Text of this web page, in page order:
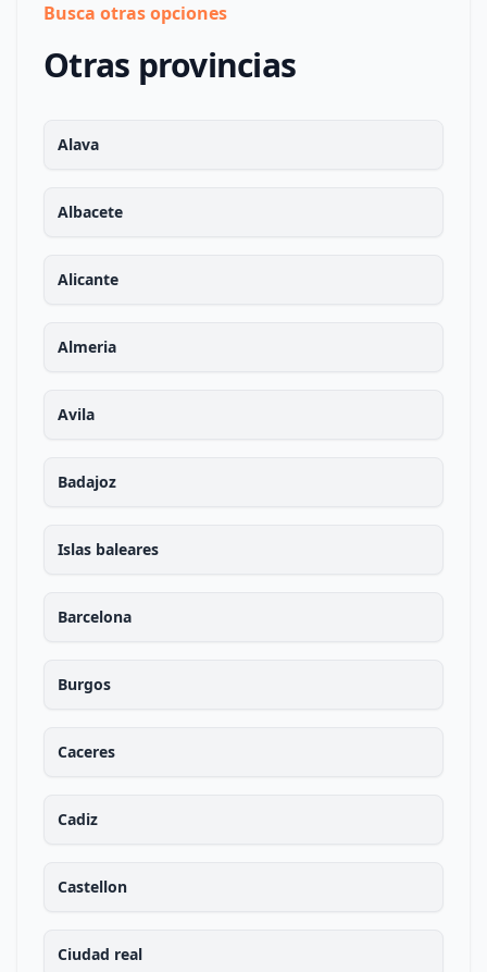
Busca otras opciones
Otras provincias
Alava
Albacete
Alicante
Almeria
Avila
Badajoz
Islas baleares
Barcelona
Burgos
Caceres
Cadiz
Castellon
Ciudad real